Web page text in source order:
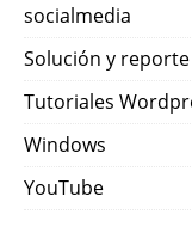
socialmedia
Solución y
Tutoriales
Windows
YouTube